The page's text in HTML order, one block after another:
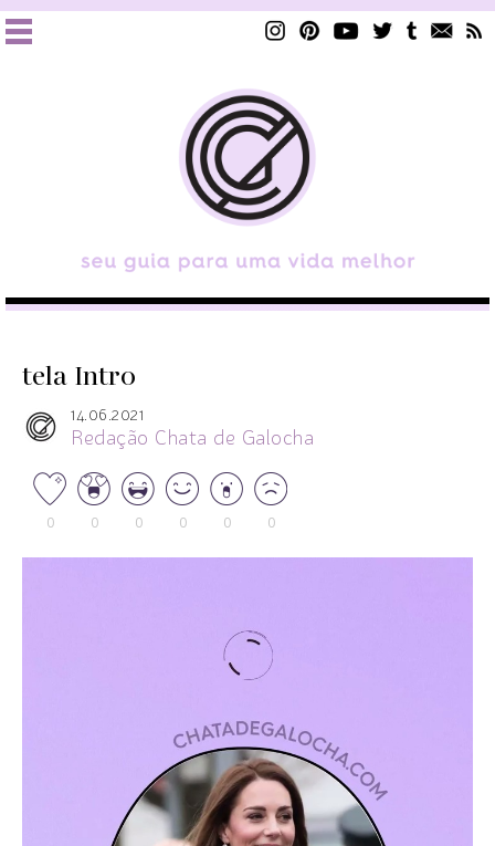
tela Intro
14.06.2021
Redação Chata de Galocha
0 0 0 0 0 0